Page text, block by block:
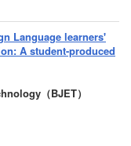
Language learners'
A student-produced
（BJET）